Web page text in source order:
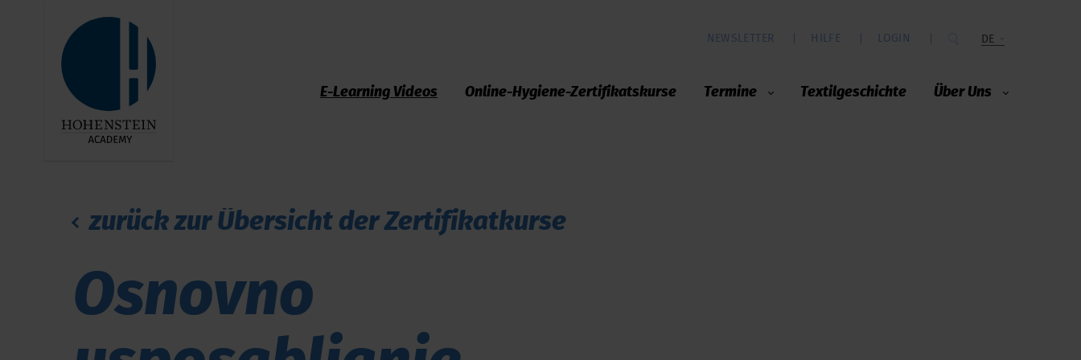
E-Learning Videos Online-Hygiene-Zertifikatskurse Termine Textilgeschichte Über Uns
NEWSLETTER HILFE LOGIN DE
zurück zur Übersicht der Zertifikatkurse
Osnovno